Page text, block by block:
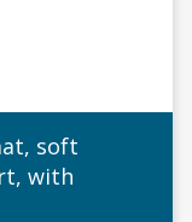
soft
with